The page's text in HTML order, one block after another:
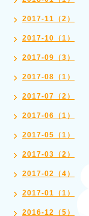
2017-11（2）
2017-10（1）
2017-09（3）
2017-08（1）
2017-07（2）
2017-06（1）
2017-05（1）
2017-03（2）
2017-02（4）
2017-01（1）
2016-12（5）